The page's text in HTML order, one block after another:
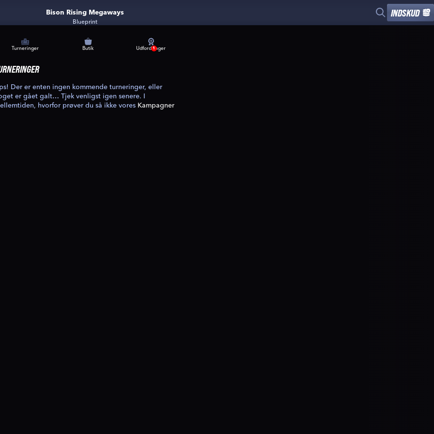
Bison Rising Megaways
Blueprint
INDSKUD
Turneringer Butik 1
Udfordringer
Der er enten ingen kommende turneringer, eller
er gået galt… Tjek venligst igen senere. I
hvorfor prøver du så ikke vores Kampagner